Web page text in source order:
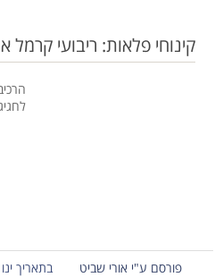
קינוחי פלאות: ריבועי קרמל
פורסם ע"י אורי שביט בתאריך ינו - 24 -